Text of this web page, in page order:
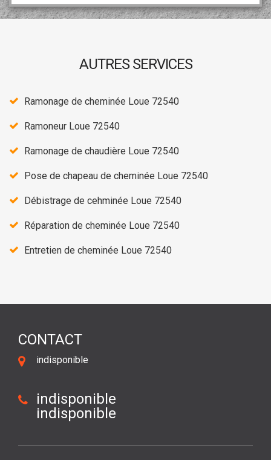
AUTRES SERVICES
Ramonage de cheminée Loue 72540
Ramoneur Loue 72540
Ramonage de chaudière Loue 72540
Pose de chapeau de cheminée Loue 72540
Débistrage de cehminée Loue 72540
Réparation de cheminée Loue 72540
Entretien de cheminée Loue 72540
CONTACT
indisponible
indisponible
indisponible